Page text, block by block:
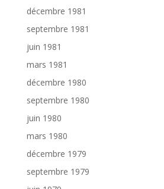
décembre 1981
septembre 1981
juin 1981
mars 1981
décembre 1980
septembre 1980
juin 1980
mars 1980
décembre 1979
septembre 1979